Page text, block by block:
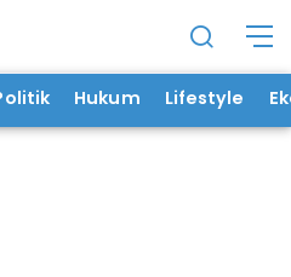
Hukum Lifestyle